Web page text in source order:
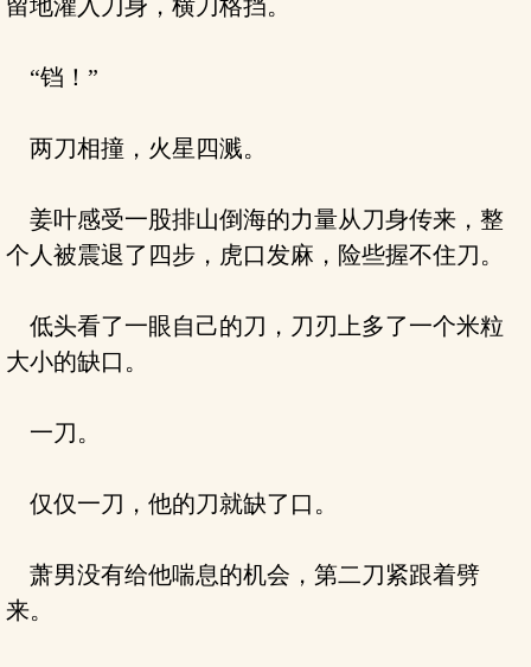
留地灌入刀身，横刀格挡。
“铛！”
两刀相撞，火星四溅。
姜叶感受一股排山倒海的力量从刀身传来，整
个人被震退了四步，虎口发麻，险些握不住刀。
低头看了一眼自己的刀，刀刃上多了一个米粒
大小的缺口。
一刀。
仅仅一刀，他的刀就缺了口。
萧男没有给他喘息的机会，第二刀紧跟着劈
来。